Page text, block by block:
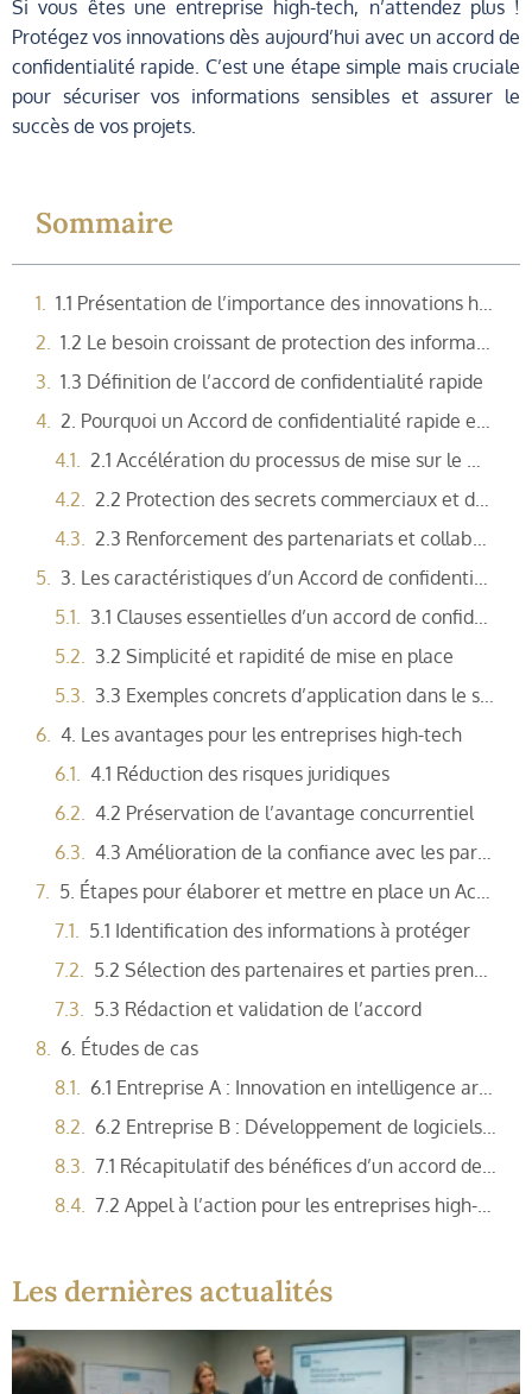
Si vous êtes une entreprise high-tech, n’attendez plus !
Protégez vos innovations dès aujourd’hui avec un accord de
confidentialité rapide. C’est une étape simple mais cruciale
pour sécuriser vos informations sensibles et assurer le
succès de vos projets.
Sommaire
1.3 Définition de l’accord de confidentialité rapide
3.2 Simplicité et rapidité de mise en place
4. Les avantages pour les entreprises high-tech
4.1 Réduction des risques juridiques
4.2 Préservation de l’avantage concurrentiel
5.1 Identification des informations à protéger
5.3 Rédaction et validation de l’accord
6. Études de cas
Les dernières actualités